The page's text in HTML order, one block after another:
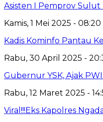
Asisten I Pemprov Sulut
Kamis, 1 Mei 2025 - 08:20
Kadis Kominfo Pantau
Rabu, 30 April 2025 -
Gubernur YSK, Ajak
Rabu, 12 Maret 2025 -
Viral!!!Eks Kapolres